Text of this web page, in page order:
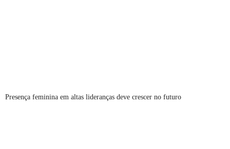
Presença feminina em altas lideranças deve crescer no futuro